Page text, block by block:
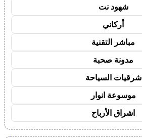
شهود نت
أركاني
مباشر التقنية
مدونة صحبة
شرقيات السياحة
موسوعة انوار
اشراق الأرباح